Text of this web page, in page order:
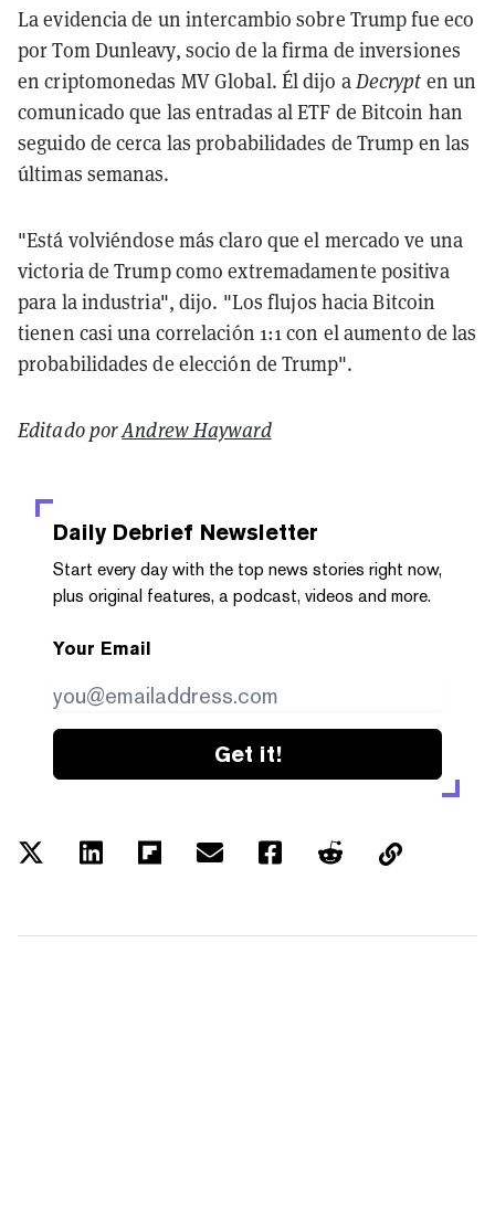
La evidencia de un intercambio sobre Trump fue eco
por Tom Dunleavy, socio de la firma de inversiones
en criptomonedas MV Global. Él dijo aDecrypt en un
comunicado que las entradas al ETF de Bitcoin han
seguido de cerca las probabilidades de Trump en las
últimas semanas.
"Está volviéndose más claro que el mercado ve una
victoria de Trump como extremadamente positiva
para la industria", dijo. "Los flujos hacia Bitcoin
tienen casi una correlación 1:1 con el aumento de las
probabilidades de elección de Trump".
Editado porAndrew Hayward
Daily Debrief Newsletter
Start every day with the top news stories right now,
plus original features, a podcast, videos and more.
Your Email
Get it!